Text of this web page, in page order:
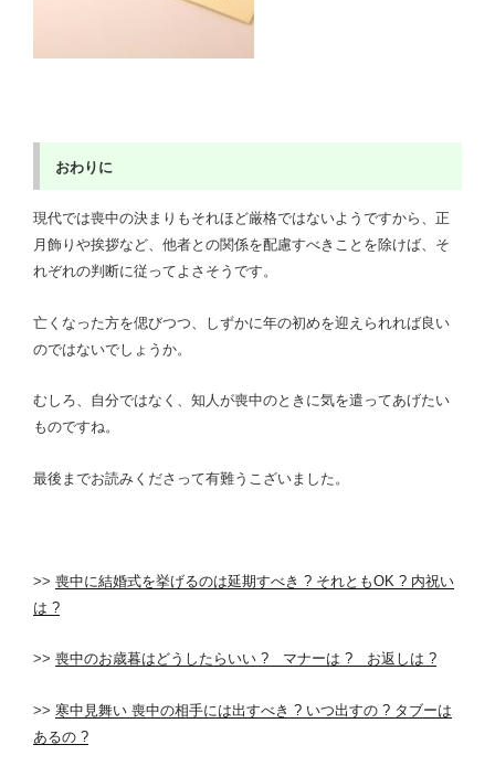
おわりに
現代では喪中の決まりもそれほど厳格ではないようですから、正
月飾りや挨拶など、他者との関係を配慮すべきことを除けば、そ
れぞれの判断に従ってよさそうです。
亡くなった方を偲びつつ、しずかに年の初めを迎えられれば良い
のではないでしょうか。
むしろ、自分ではなく、知人が喪中のときに気を遣ってあげたい
ものですね。
最後までお読みくださって有難うこざいました。
>> 喪中に結婚式を挙げるのは延期すべき ? それともOK ? 内祝い
は ?
>> 喪中のお歳暮はどうしたらいい ? マナーは ? お返しは ?
>> 寒中見舞い 喪中の相手には出すべき ? いつ出すの ? タブーは
あるの ?